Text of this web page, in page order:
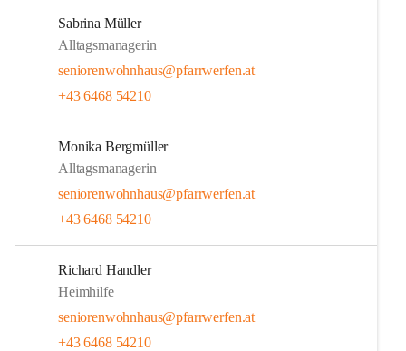
Sabrina Müller
Alltagsmanagerin
seniorenwohnhaus@pfarrwerfen.at
+43 6468 54210
Monika Bergmüller
Alltagsmanagerin
seniorenwohnhaus@pfarrwerfen.at
+43 6468 54210
Richard Handler
Heimhilfe
seniorenwohnhaus@pfarrwerfen.at
+43 6468 54210